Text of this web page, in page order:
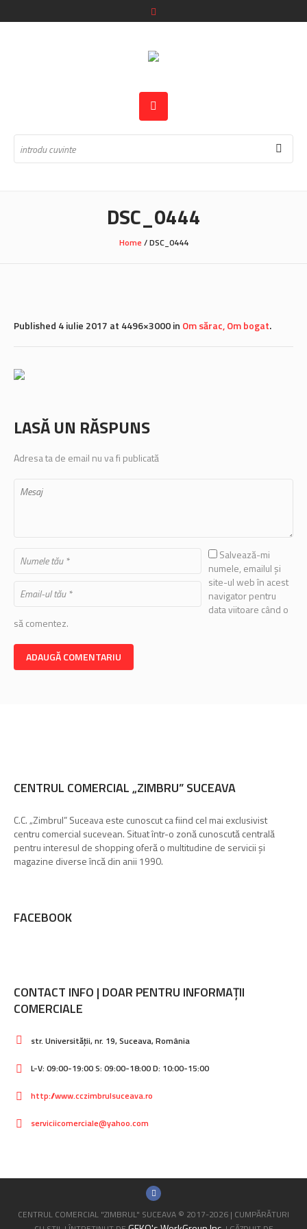
DSC_0444
Home /DSC_0444
Published 4 iulie 2017 at 4496×3000 in Om sărac, Om bogat.
LASĂ UN RĂSPUNS
Adresa ta de email nu va fi publicată
Salvează-mi
numele, emailul și
site-ul web în acest
navigator pentru
data viitoare când o
să comentez.
CENTRUL COMERCIAL „ZIMBRU” SUCEAVA
C.C. „Zimbrul” Suceava este cunoscut ca fiind cel mai exclusivist
centru comercial sucevean. Situat într-o zonă cunoscută centrală
pentru interesul de shopping oferă o multitudine de servicii și
magazine diverse încă din anii 1990.
FACEBOOK
CONTACT INFO | DOAR PENTRU INFORMAȚII
COMERCIALE
str. Universității, nr. 19, Suceava, România
L-V: 09:00-19:00 S: 09:00-18:00 D: 10:00-15:00
http://www.cczimbrulsuceava.ro
serviciicomerciale@yahoo.com
CENTRUL COMERCIAL "ZIMBRUL" SUCEAVA © 2017-2026 | CUMPĂRĂTURI